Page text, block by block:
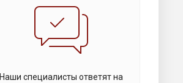
Наши специалисты ответят на